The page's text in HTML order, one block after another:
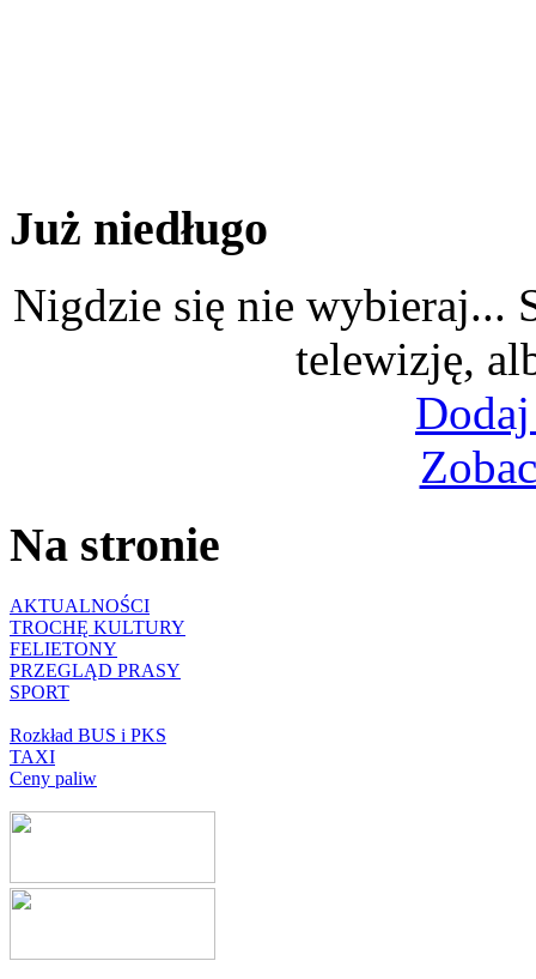
Już niedługo
Nigdzie się nie wybieraj...
telewizję,
Na stronie
AKTUALNOŚCI
TROCHĘ KULTURY
FELIETONY
PRZEGLĄD PRASY
SPORT
Rozkład BUS i PKS
TAXI
Ceny paliw